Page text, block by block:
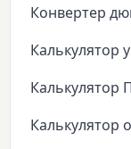
Конвертер
Калькулятор
Калькулятор
Калькулятор